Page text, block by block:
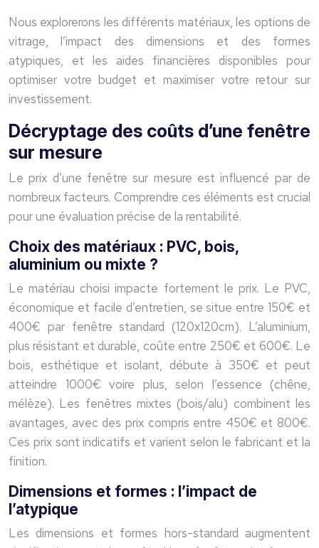
Nous explorerons les différents matériaux, les options de
vitrage, l’impact des dimensions et des formes
atypiques, et les aides financières disponibles pour
optimiser votre budget et maximiser votre retour sur
investissement.
Décryptage des coûts d’une fenêtre
sur mesure
Le prix d’une fenêtre sur mesure est influencé par de
nombreux facteurs. Comprendre ces éléments est crucial
pour une évaluation précise de la rentabilité.
Choix des matériaux : PVC, bois,
aluminium ou mixte ?
Le matériau choisi impacte fortement le prix. Le PVC,
économique et facile d’entretien, se situe entre 150€ et
400€ par fenêtre standard (120x120cm). L’aluminium,
plus résistant et durable, coûte entre 250€ et 600€. Le
bois, esthétique et isolant, débute à 350€ et peut
atteindre 1000€ voire plus, selon l’essence (chêne,
mélèze). Les fenêtres mixtes (bois/alu) combinent les
avantages, avec des prix compris entre 450€ et 800€.
Ces prix sont indicatifs et varient selon le fabricant et la
finition.
Dimensions et formes : l’impact de
l’atypique
Les dimensions et formes hors-standard augmentent